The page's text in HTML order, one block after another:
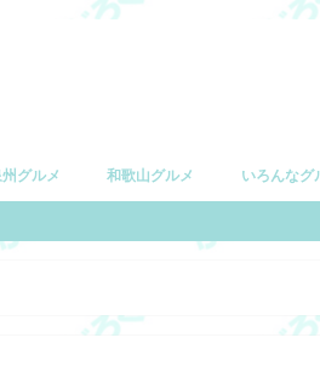
州グルメ 和歌山グルメ いろんなグ